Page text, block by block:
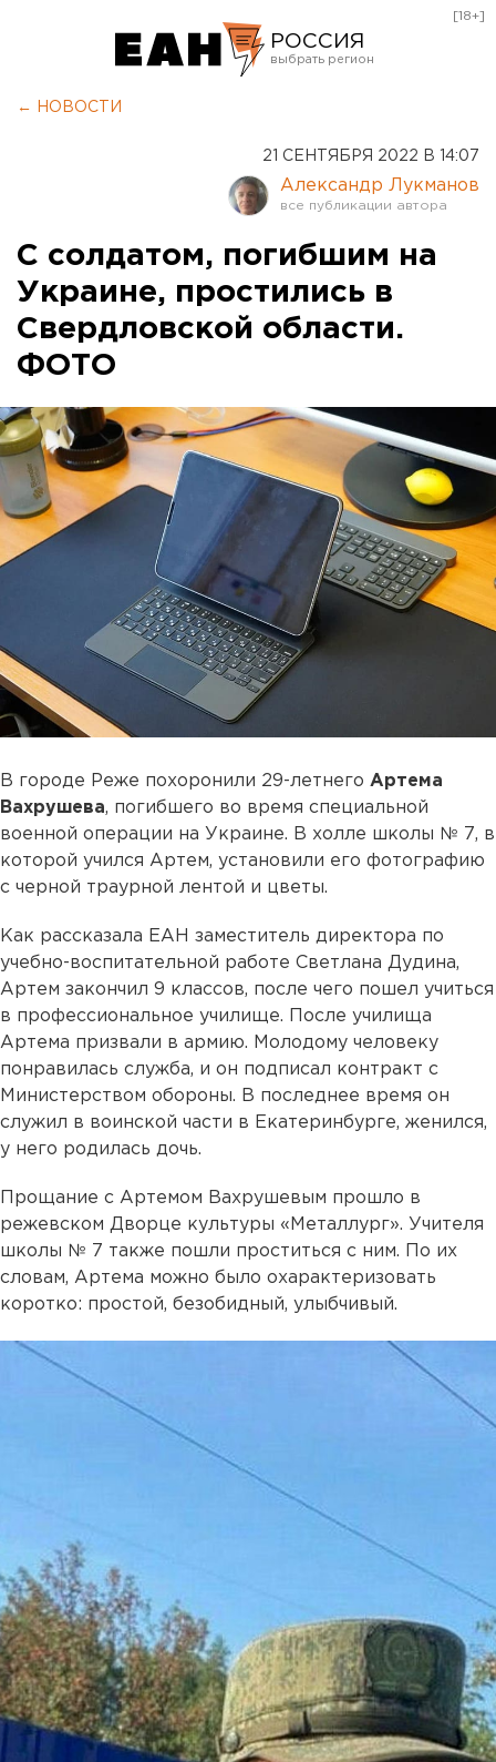
РОССИЯ
Оренбург
[18+]
← НОВОСТИ
21 СЕНТЯБРЯ 2022 В 14:07
Александр Лукманов
С солдатом, погибшим на
Украине, простились в
Свердловской области.
ФОТО
В городе Реже похоронили 29-летнего Артема
Вахрушева, погибшего во время специальной
военной операции на Украине. В холле школы № 7, в
которой учился Артем, установили его фотографию
с черной траурной лентой и цветы.
Как рассказала ЕАН заместитель директора по
учебно-воспитательной работе Светлана Дудина,
Артем закончил 9 классов, после чего пошел учиться
в профессиональное училище. После училища
Артема призвали в армию. Молодому человеку
понравилась служба, и он подписал контракт с
Министерством обороны. В последнее время он
служил в воинской части в Екатеринбурге, женился,
у него родилась дочь.
Прощание с Артемом Вахрушевым прошло в
режевском Дворце культуры «Металлург». Учителя
школы № 7 также пошли проститься с ним. По их
словам, Артема можно было охарактеризовать
коротко: простой, безобидный, улыбчивый.